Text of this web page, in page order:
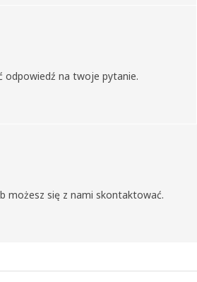
odpowiedź na twoje pytanie.
możesz się z nami skontaktować.